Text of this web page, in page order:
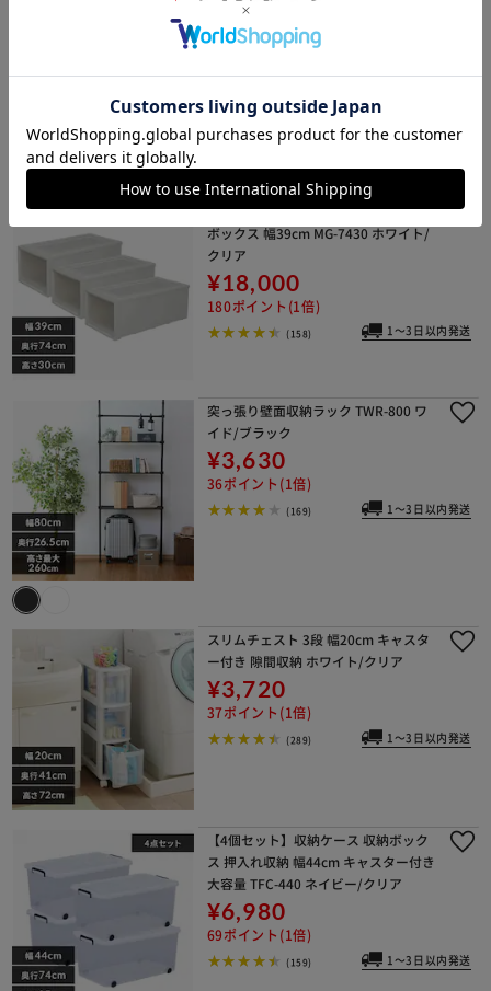
チェスト 3段 収納ボックス タンス 押
入れ収納 ロングチェスト HGL-393
(170)
【3個セット】 収納ケース ロング 収納
ボックス 幅39cm MG-7430 ホワイト/
クリア
¥18,000
180ポイント(1倍)
(158) 1～3日以内発送
突っ張り壁面収納ラック TWR-800 ワ
イド/ブラック
¥3,630
36ポイント(1倍)
(169) 1～3日以内発送
スリムチェスト 3段 幅20cm キャスタ
ー付き 隙間収納 ホワイト/クリア
¥3,720
37ポイント(1倍)
(289) 1～3日以内発送
【4個セット】収納ケース 収納ボック
ス 押入れ収納 幅44cm キャスター付き
大容量 TFC-440 ネイビー/クリア
¥6,980
69ポイント(1倍)
(159) 1～3日以内発送